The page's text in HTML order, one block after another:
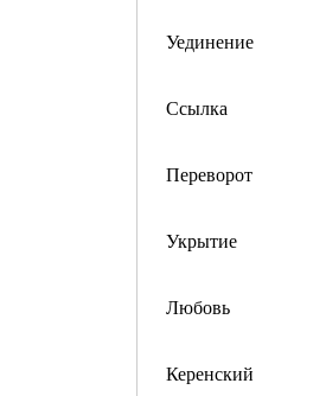
Уединение
Ссылка
Переворот
Укрытие
Любовь
Керенский